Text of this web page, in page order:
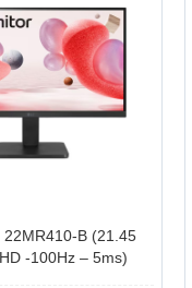
B (21.45
-100Hz – 5ms)